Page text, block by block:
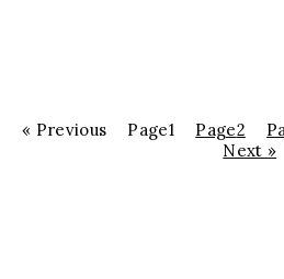
« Previous Page1 Page2
Next »